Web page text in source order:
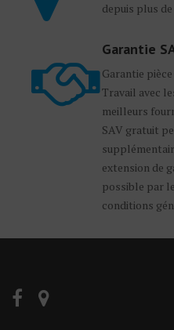
depuis plus de
Garantie
Garantie
Travail avec
meilleurs
SAV gratuit
extension de
possible par
conditions